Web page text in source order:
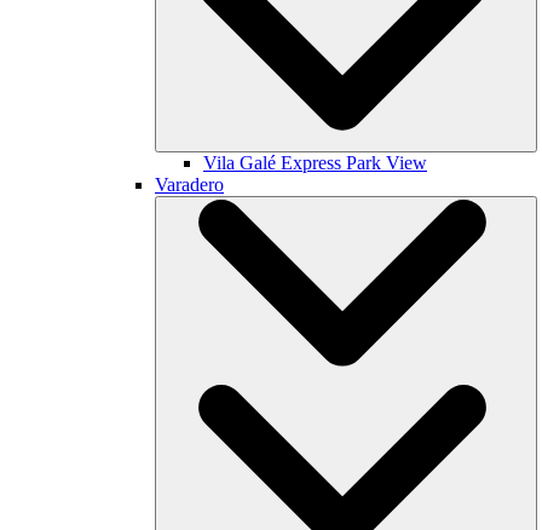
Vila Galé Express Park View
Varadero